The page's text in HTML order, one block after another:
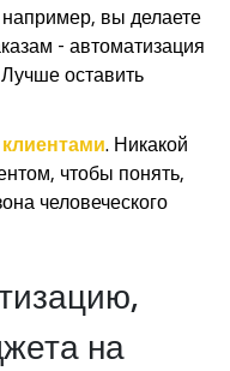
вы делаете
- автоматизация
оставить
. Никакой
чтобы понять,
человеческого
на